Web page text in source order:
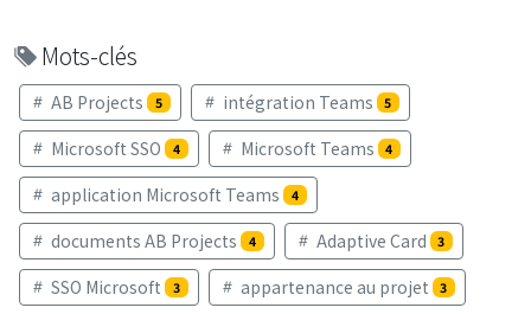
Mots-clés
AB Projects 5 intégration Teams 5
Microsoft SSO 4 Microsoft Teams 4
application Microsoft Teams 4
documents AB Projects 4 Adaptive Card 3
SSO Microsoft 3 appartenance au projet 3